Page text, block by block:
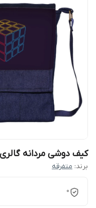
کیف دوشی مردانه گالری
برند: متفرقه
0